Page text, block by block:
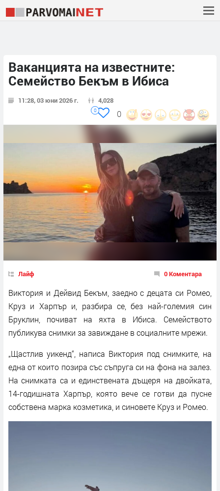
Ваканцията на известните:
Семейство Бекъм в Ибиса
11:28, 03 юни 2026 г. 4,028
0
0
Лайф 0 Коментара
Виктория и Дейвид Бекъм, заедно с децата си Ромео,
Круз и Харпър и, разбира се, без най-големия син
Бруклин, почиват на яхта в Ибиса. Семейството
публикува снимки за завиждане в социалните мрежи.
„Щастлив уикенд“, написа Виктория под снимките, на
една от които позира със съпруга си на фона на залез.
На снимката са и единствената дъщеря на двойката,
14-годишната Харпър, която вече се готви да пусне
собствена марка козметика, и синовете Круз и Ромео.